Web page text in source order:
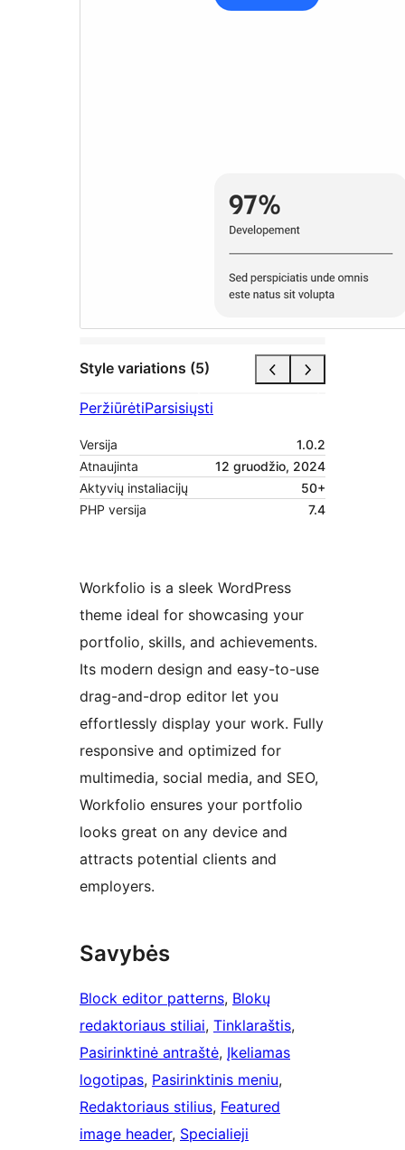
Style variations (5)
PeržiūrėtiParsisiųsti
Versija
1.0.2
Atnaujinta
12 gruodžio, 2024
Aktyvių instaliacijų
50+
PHP versija
7.4
Workfolio is a sleek WordPress
theme ideal for showcasing your
portfolio, skills, and achievements.
Its modern design and easy-to-use
drag-and-drop editor let you
effortlessly display your work. Fully
responsive and optimized for
multimedia, social media, and SEO,
Workfolio ensures your portfolio
looks great on any device and
attracts potential clients and
employers.
Savybės
Block editor patterns, Blokų
redaktoriaus stiliai, Tinklaraštis
Pasirinktinė antraštė, Įkeliamas
logotipas, Pasirinktinis meniu
Redaktoriaus stilius, Featured
image header, Specialieji